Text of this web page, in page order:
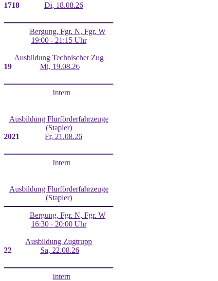
1718 Di, 18.08.26
Bergung, Fgr. N, Fgr. W
19:00 - 21:15 Uhr
Ausbildung Technischer Zug
19
Mi, 19.08.26
Intern
Ausbildung Flurförderfahrzeuge
(Stapler)
2021 Fr, 21.08.26
Intern
Ausbildung Flurförderfahrzeuge
(Stapler)
Bergung, Fgr. N, Fgr. W
16:30 - 20:00 Uhr
Ausbildung Zugtrupp
22
Sa, 22.08.26
Intern